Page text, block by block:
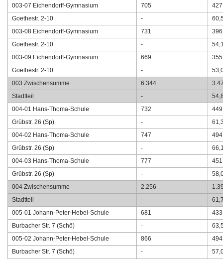
003-07 Eichendorff-Gymnasium 705 427
Goethestr. 2-10 -
003-08 Eichendorff-Gymnasium 731 396
Goethestr. 2-10 -
003-09 Eichendorff-Gymnasium 669 355
Goethestr. 2-10 -
003 Zwischensumme 6.344
Stadtteil -
004-01 Hans-Thoma-Schule 732 449
Grübstr. 26 (Sp) -
004-02 Hans-Thoma-Schule 747 494
Grübstr. 26 (Sp) -
004-03 Hans-Thoma-Schule 777 451
Grübstr. 26 (Sp) -
004 Zwischensumme 2.256
Stadtteil -
005-01 Johann-Peter-Hebel-Schule 681 433
Burbacher Str. 7 (Schö) -
005-02 Johann-Peter-Hebel-Schule 866 494
Burbacher Str. 7 (Schö) -